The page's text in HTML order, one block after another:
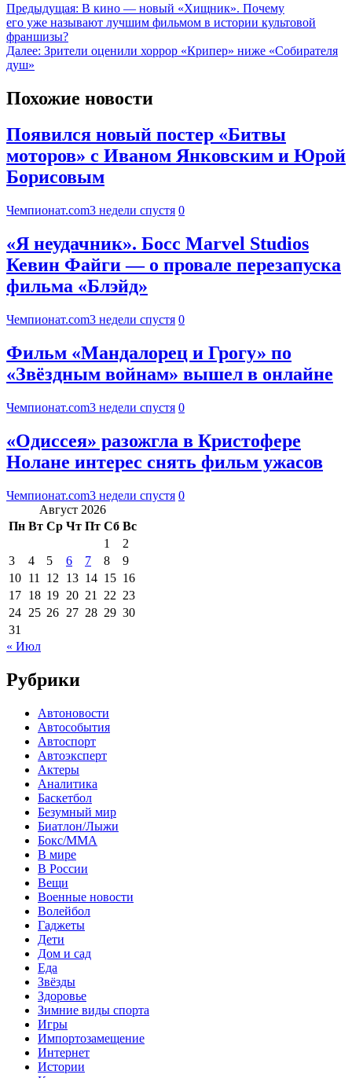
Предыдущая: В кино — новый «Хищник». Почему
его уже называют лучшим фильмом в истории культовой
франшизы?
Далее: Зрители оценили хоррор «Крипер» ниже «Собирателя
душ»
Похожие новости
Появился новый постер «Битвы
моторов» с Иваном Янковским и Юрой
Борисовым
Чемпионат.com3 недели спустя 0
«Я неудачник». Босс Marvel Studios
Кевин Файги — о провале перезапуска
фильма «Блэйд»
Чемпионат.com3 недели спустя 0
Фильм «Мандалорец и Грогу» по
«Звёздным войнам» вышел в онлайне
Чемпионат.com3 недели спустя 0
«Одиссея» разожгла в Кристофере
Нолане интерес снять фильм ужасов
Чемпионат.com3 недели спустя 0
Август 2026
Пн Вт Ср Чт Пт Сб Вс
1
2
3
4 5 6 7 8
9
10 11 12 13 14 15 16
17 18 19 20 21 22 23
24 25 26 27 28 29 30
31
« Июл
Рубрики
Автоновости
Автособытия
Автоспорт
Автоэксперт
Актеры
Аналитика
Баскетбол
Безумный мир
Биатлон/Лыжи
Бокс/MMA
В мире
В России
Вещи
Военные новости
Волейбол
Гаджеты
Дети
Дом и сад
Еда
Звёзды
Здоровье
Зимние виды спорта
Игры
Импортозамещение
Интернет
Истории